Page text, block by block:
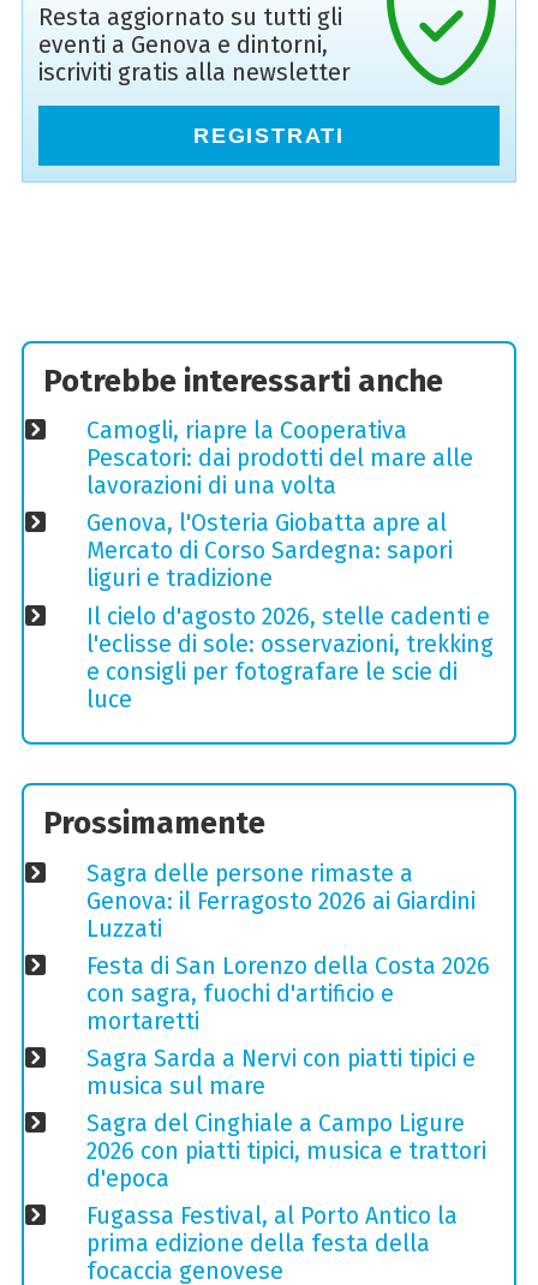
Resta aggiornato su tutti gli
eventi a Genova e dintorni,
iscriviti gratis alla newsletter
REGISTRATI
Potrebbe interessarti anche
Camogli, riapre la Cooperativa
Pescatori: dai prodotti del mare alle
lavorazioni di una volta
Genova, l'Osteria Giobatta apre al
Mercato di Corso Sardegna: sapori
liguri e tradizione
Il cielo d'agosto 2026, stelle cadenti e
l'eclisse di sole: osservazioni, trekking
e consigli per fotografare le scie di
luce
Prossimamente
Sagra delle persone rimaste a
Genova: il Ferragosto 2026 ai Giardini
Luzzati
Festa di San Lorenzo della Costa 2026
con sagra, fuochi d'artificio e
mortaretti
Sagra Sarda a Nervi con piatti tipici e
musica sul mare
Sagra del Cinghiale a Campo Ligure
2026 con piatti tipici, musica e trattori
d'epoca
Fugassa Festival, al Porto Antico la
prima edizione della festa della
focaccia genovese